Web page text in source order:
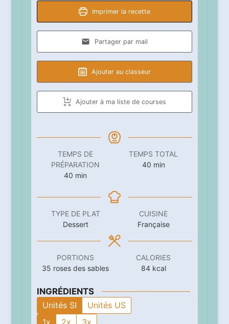
Imprimer la recette
Partager par mail
Ajouter au classeur
Ajouter à ma liste de courses
TEMPS DE
PRÉPARATION
40 minutes
min
TEMPS TOTAL
40minutes
min
TYPE DE PLAT
Dessert
CUISINE
Française
PORTIONS
35 roses des sables
CALORIES
84 kcal
INGRÉDIENTS
Unités SI
Unités US